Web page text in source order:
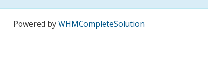
Powered byWHMCompleteSolution